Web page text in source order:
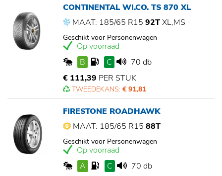
CONTINENTAL WI.CO. TS 870 XL
MAAT: 185/65 R15 92TXL,MS
Geschikt voor Personenwagen
Op voorraad
B
C
70 db
€ 111,39 PER STUK
TWEEDEKANS: € 91,81
FIRESTONE ROADHAWK
MAAT: 185/65 R15 88T
Geschikt voor Personenwagen
Op voorraad
A
C
70 db